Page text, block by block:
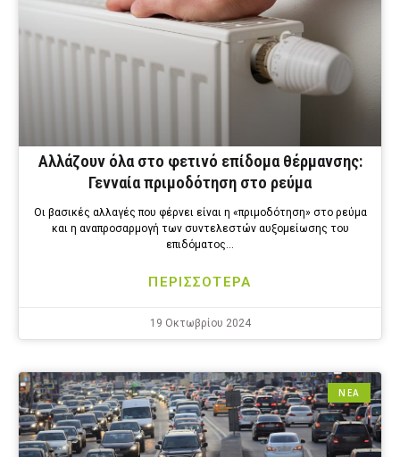
Αλλάζουν όλα στο φετινό επίδομα θέρμανσης:
Γενναία πριμοδότηση στο ρεύμα
Οι βασικές αλλαγές που φέρνει είναι η «πριμοδότηση» στο ρεύμα
και η αναπροσαρμογή των συντελεστών αυξομείωσης του
επιδόματος…
ΠΕΡΙΣΣΟΤΕΡΑ
19 Οκτωβρίου 2024
ΝΕΑ